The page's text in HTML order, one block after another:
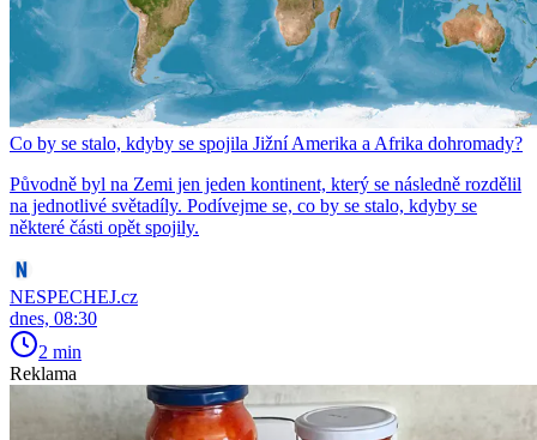
Co by se stalo, kdyby se spojila Jižní Amerika a Afrika dohromady?
Původně byl na Zemi jen jeden kontinent, který se následně rozdělil
na jednotlivé světadíly. Podívejme se, co by se stalo, kdyby se
některé části opět spojily.
NESPECHEJ.cz
dnes, 08:30
2 min
Reklama